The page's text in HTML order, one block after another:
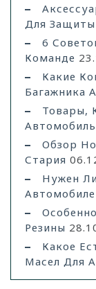
Для
6
Команде
Какие
Багажника
Товары,
Автомобиль
Обзор
Стария
Нужен
Автомобиле
Резины
Какое
Масел Для